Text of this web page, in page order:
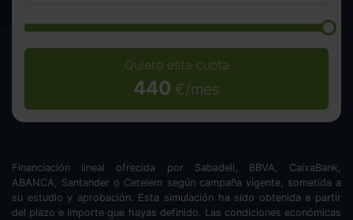
Quiero esta cuota
440 €/mes
Financiación lineal ofrecida por Sabadell, BBVA, CaixaBank,
ABANCA, Santander o Cetelem según campaña vigente, sometida a
su estudio y aprobación. Esta simulación ha sido obtenida a partir
del plazo e importe que hayas definido. Las condiciones económicas